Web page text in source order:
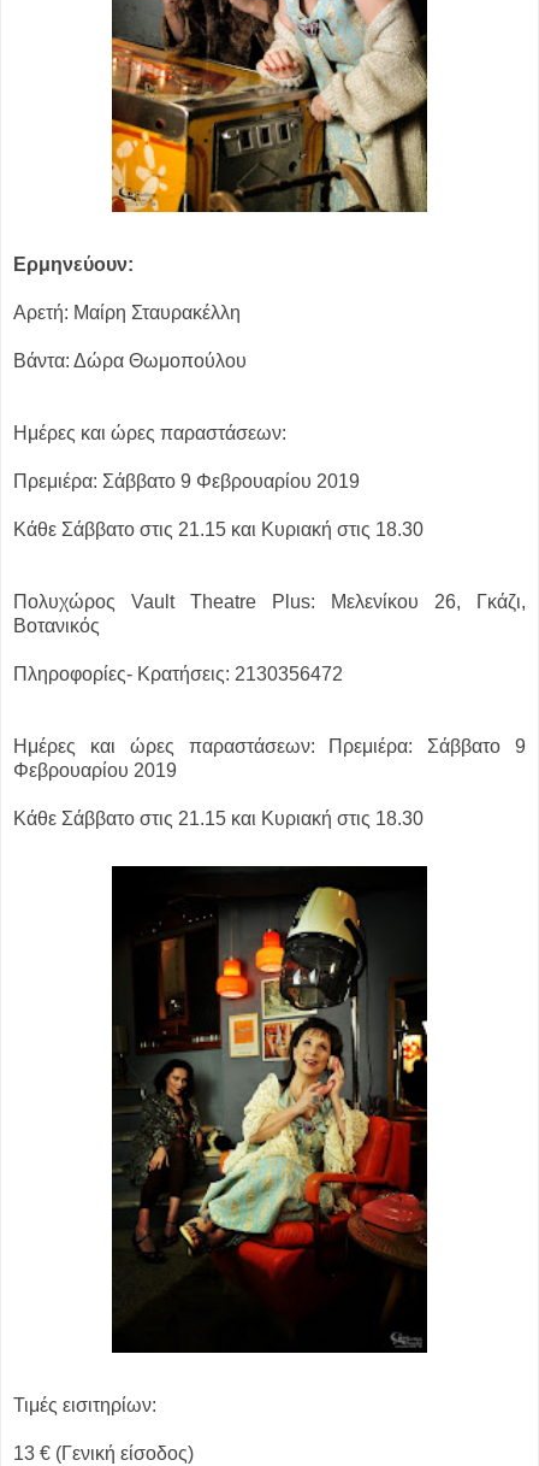
Ερμηνεύουν:
Αρετή: Μαίρη Σταυρακέλλη
Βάντα: Δώρα Θωμοπούλου
Ημέρες και ώρες παραστάσεων:
Πρεμιέρα: Σάββατο 9 Φεβρουαρίου 2019
Κάθε Σάββατο στις 21.15 και Κυριακή στις 18.30
Πολυχώρος Vault Theatre Plus:
Μελενίκου 26, Γκάζι,
Βοτανικός
Πληροφορίες- Κρατήσεις: 2130356472
Ημέρες και ώρες παραστάσεων: Πρεμιέρα: Σάββατο 9
Φεβρουαρίου 2019
Κάθε Σάββατο στις 21.15 και Κυριακή στις 18.30
Τιμές εισιτηρίων:
13 € (Γενική είσοδος)